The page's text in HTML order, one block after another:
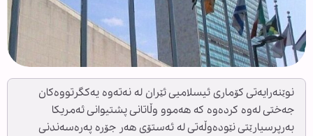
نوێنەرایەتی کۆماری ئیسلامیی ئێران لە نەتەوە یەکگرتووەکان
جەختی لەوە کردەوە کە هەموو وڵاتانی پشتیوانی ئەمریکا
بەرپرسیارێتی نێودەوڵەتی لە ئەستۆی هەر جۆرە پەرەسەندنی